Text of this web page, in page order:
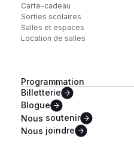
Carte-cadeau
Sorties scolaires
Salles et espaces
Location de salles
Programmation
Billetterie
Blogue
Nous soutenir
Nous joindre